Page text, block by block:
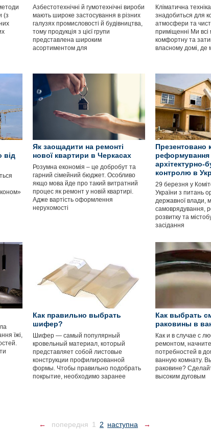
(з
Азбестотехнічні й гумотехнічні вироби
мають широке застосування в різних
галузях промисловості й будівництва,
тому продукція з цієї групи
представлена широким
асортиментом для
Кліматична
знадобиться для
атмосфери та
приміщенні Ми всі
комфортну та
власному домі, де
від
Як заощадити на ремонті
нової квартири в Черкасах
Розумна економія – це добробут та
гарний сімейний бюджет. Особливо
якщо мова йде про такий витратний
процес як ремонт у новій квартирі.
Адже вартість оформлення
нерухомості
Презентовано
реформування
архітектурно-
контролю в
29 березня у
України з питань
державної влади,
самоврядування,
розвитку та
засідання
їжі,
Как правильно выбрать
шифер?
Шифер — самый популярный
кровельный материал, который
представляет собой листовые
конструкции профилированной
формы. Чтобы правильно подобрать
покрытие, необходимо заранее
Как выбрать
раковины в
Как и в случае с
ремонтом,
потребностей в
ванную комнату.
раковине?
высоким дуговым
← попередня 1 2 наступна →